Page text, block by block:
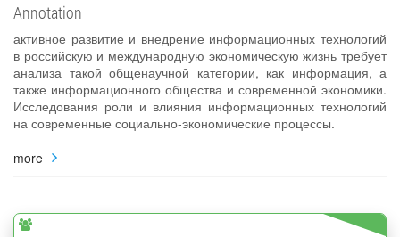
Annotation
активное развитие и внедрение информационных технологий
в российскую и международную экономическую жизнь требует
анализа такой общенаучной категории, как информация, а
также информационного общества и современной экономики.
Исследования роли и влияния информационных технологий
на современные социально‐экономические процессы.
more